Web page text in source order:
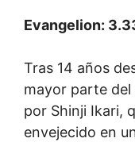
Evangelion:
Tras 14 años
mayor parte
por Shinji Ikari,
envejecido en